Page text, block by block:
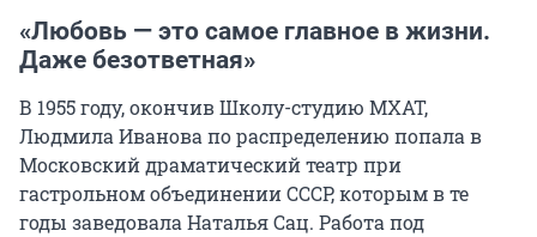
«Любовь — это самое главное в жизни.
Даже безответная»
В 1955 году, окончив Школу-студию МХАТ,
Людмила Иванова по распределению попала в
Московский драматический театр при
гастрольном объединении СССР, которым в те
годы заведовала Наталья Сац. Работа под